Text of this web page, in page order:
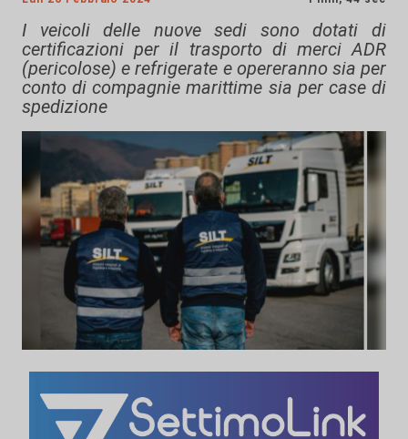
I veicoli delle nuove sedi sono dotati di
certificazioni per il trasporto di merci ADR
(pericolose) e refrigerate e opereranno sia per
conto di compagnie marittime sia per case di
spedizione